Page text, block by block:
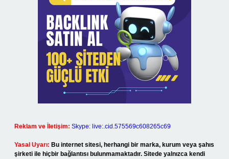
Reklam ve İletişim: Skype: live:.cid.575569c608265c69
Yasal Uyarı: Bu internet sitesi, herhangi bir marka, kurum veya şahıs
şirketi ile hiçbir bağlantısı bulunmamaktadır. Sitede yalnızca kendi